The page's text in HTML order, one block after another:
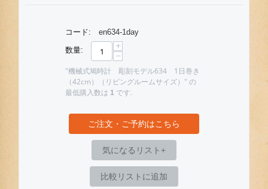
コード:
en634-1day
数量:
+
−
"機械式鳩時計 彫刻モデル634 1日巻き
（42cm）（リビングルームサイズ）" の
最低購入数は 1 です.
ご注文・ご予約はこちら
気になるリスト+
比較リストに追加